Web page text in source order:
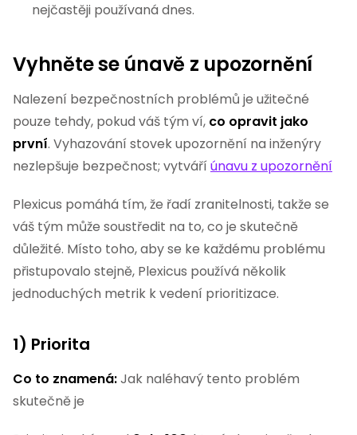
nejčastěji používaná dnes.
Vyhněte se únavě z upozornění
Nalezení bezpečnostních problémů je užitečné
pouze tehdy, pokud váš tým ví, co opravit jako
první. Vyhazování stovek upozornění na inženýry
nezlepšuje bezpečnost; vytváří únavu z upozornění
Plexicus pomáhá tím, že řadí zranitelnosti, takže se
váš tým může soustředit na to, co je skutečně
důležité. Místo toho, aby se ke každému problému
přistupovalo stejně, Plexicus používá několik
jednoduchých metrik k vedení prioritizace.
1) Priorita
Co to znamená:Jak naléhavý tento problém
skutečně je